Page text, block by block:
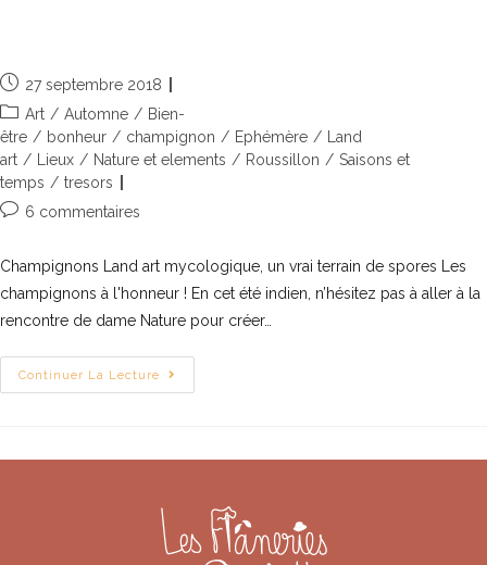
27 septembre 2018
Art / Automne / Bien-
être / bonheur / champignon / Ephémère / Land
art / Lieux / Nature et elements / Roussillon / Saisons et
temps / tresors
6 commentaires
Champignons Land art mycologique, un vrai terrain de spores Les
champignons à l'honneur ! En cet été indien, n’hésitez pas à aller à la
rencontre de dame Nature pour créer…
Continuer La Lecture